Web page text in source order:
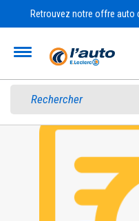
Retrouvez notre offre auto